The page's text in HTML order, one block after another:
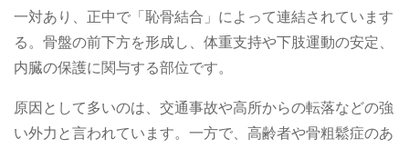
一対あり、正中で「恥骨結合」によって連結されています
る。骨盤の前下方を形成し、体重支持や下肢運動の安定、
内臓の保護に関与する部位です。
原因として多いのは、交通事故や高所からの転落などの強
い外力と言われています。一方で、高齢者や骨粗鬆症のあ